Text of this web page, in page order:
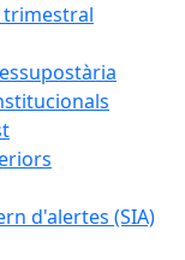
trimestral
d'alertes (SIA)